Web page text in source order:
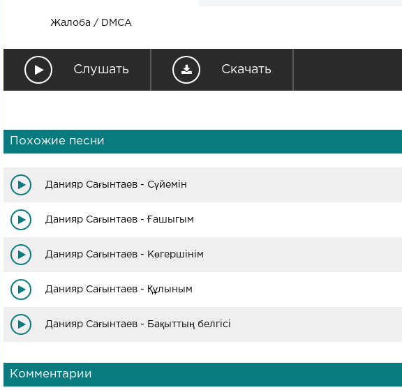
Жалоба / DMCA
Слушать Скачать
Похожие песни
Данияр Сағынтаев - Сүйемін
Данияр Сағынтаев - Ғашыгым
Данияр Сағынтаев - Көгершінім
Данияр Сағынтаев - Құлыным
Данияр Сағынтаев - Бақыттың белгісі
Комментарии